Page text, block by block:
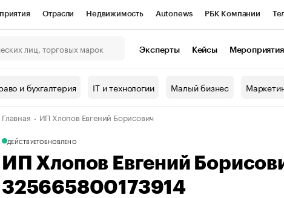
Отрасли Недвижимость Autonews РБК Компании
Проверка контрагентов
валюты
Эксперты Кейсы Мероприятия
и бухгалтерия IT и технологии Малый бизнес
Главная ИП Хлопов Евгений Борисович
ДЕЙСТВУЕТОБНОВЛЕНО
ИП Хлопов Евгений
325665800173914